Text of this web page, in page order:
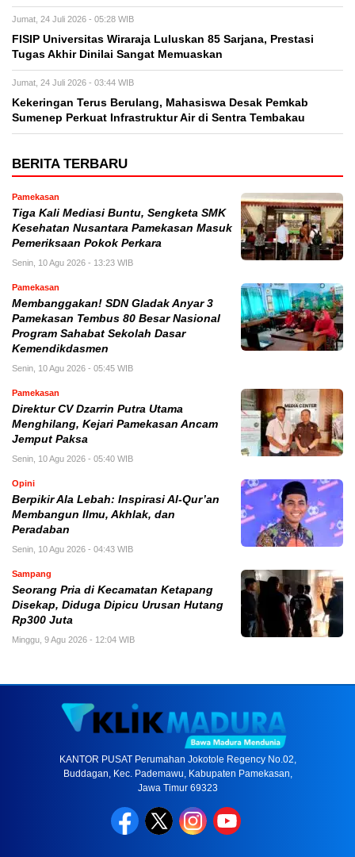
Jumat, 24 Juli 2026 - 05:28 WIB
FISIP Universitas Wiraraja Luluskan 85 Sarjana, Prestasi
Tugas Akhir Dinilai Sangat Memuaskan
Jumat, 24 Juli 2026 - 03:44 WIB
Kekeringan Terus Berulang, Mahasiswa Desak Pemkab
Sumenep Perkuat Infrastruktur Air di Sentra Tembakau
BERITA TERBARU
Pamekasan
Tiga Kali Mediasi Buntu, Sengketa SMK
Kesehatan Nusantara Pamekasan Masuk
Pemeriksaan Pokok Perkara
Senin, 10 Agu 2026 - 13:23 WIB
Pamekasan
Membanggakan! SDN Gladak Anyar 3
Pamekasan Tembus 80 Besar Nasional
Program Sahabat Sekolah Dasar
Kemendikdasmen
Senin, 10 Agu 2026 - 05:45 WIB
Pamekasan
Direktur CV Dzarrin Putra Utama
Menghilang, Kejari Pamekasan Ancam
Jemput Paksa
Senin, 10 Agu 2026 - 05:40 WIB
Opini
Berpikir Ala Lebah: Inspirasi Al-Qur’an
Membangun Ilmu, Akhlak, dan
Peradaban
Senin, 10 Agu 2026 - 04:43 WIB
Sampang
Seorang Pria di Kecamatan Ketapang
Disekap, Diduga Dipicu Urusan Hutang
Rp300 Juta
Minggu, 9 Agu 2026 - 12:04 WIB
KANTOR PUSAT Perumahan Jokotole Regency No.02,
Buddagan, Kec. Pademawu, Kabupaten Pamekasan,
Jawa Timur 69323